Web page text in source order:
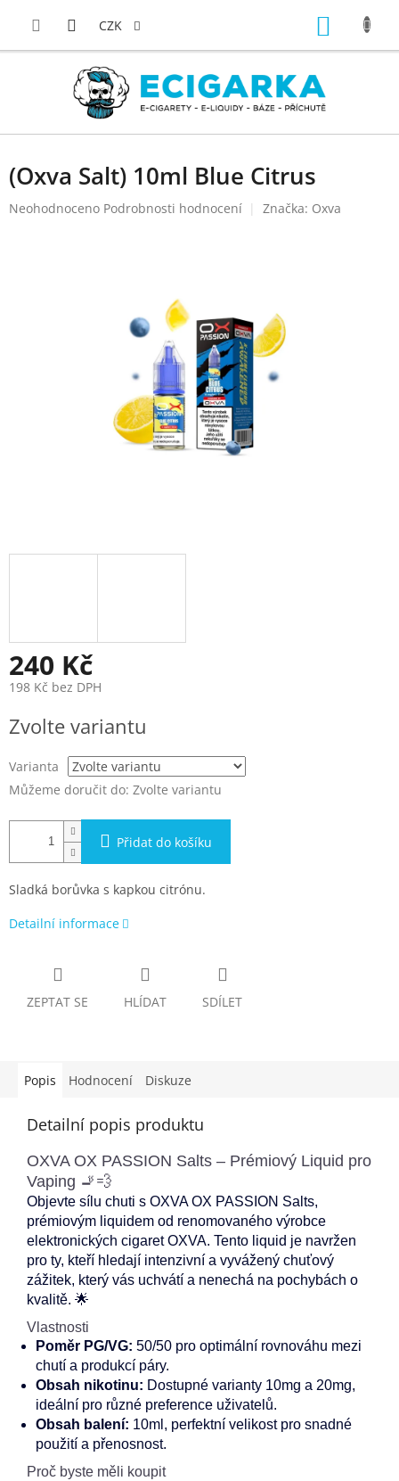
CZK
(Oxva Salt) 10ml Blue Citrus
Průměrné
Neohodnoceno Podrobnosti hodnocení Značka: Oxva
240 Kč
198 Kč bez DPH
cena:
Zvolte variantu
Varianta
Můžeme doručit do: Zvolte variantu
Přidat do košíku
Sladká borůvka s kapkou citrónu.
Detailní informace
ZEPTAT SE HLÍDAT SDÍLET
Popis Hodnocení Diskuze
Detailní popis produktu
OXVA OX PASSION Salts – Prémiový Liquid pro
Vaping 🚬💨
Objevte sílu chuti s OXVA OX PASSION Salts,
prémiovým liquidem od renomovaného výrobce
elektronických cigaret OXVA. Tento liquid je navržen
pro ty, kteří hledají intenzivní a vyvážený chuťový
zážitek, který vás uchvátí a nenechá na pochybách o
kvalitě. 🌟
Vlastnosti
Poměr PG/VG: 50/50 pro optimální rovnováhu mezi
chutí a produkcí páry.
Obsah nikotinu: Dostupné varianty 10mg a 20mg,
ideální pro různé preference uživatelů.
Obsah balení: 10ml, perfektní velikost pro snadné
použití a přenosnost.
Proč byste měli koupit